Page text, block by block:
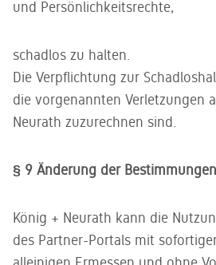
und Persönlichkeitsrechte,
schadlos zu halten.
Die Verpflichtung zur
die vorgenannten Verletzungen
Neurath zuzurechnen sind.
§ 9 Änderung der Bestimmungen
König + Neurath kann die
des Partner-Portals mit